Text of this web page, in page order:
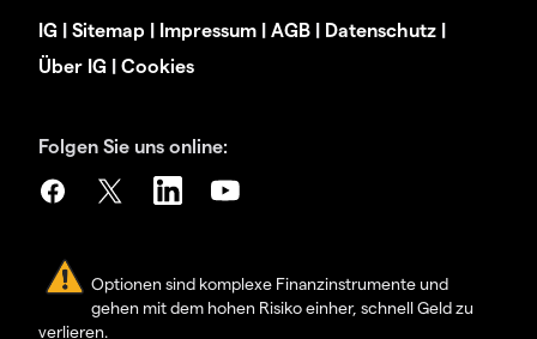
IG | Sitemap | Impressum | AGB | Datenschutz |
Über IG | Cookies
Folgen Sie uns online:
Optionen sind komplexe Finanzinstrumente und
gehen mit dem hohen Risiko einher, schnell Geld zu
verlieren.